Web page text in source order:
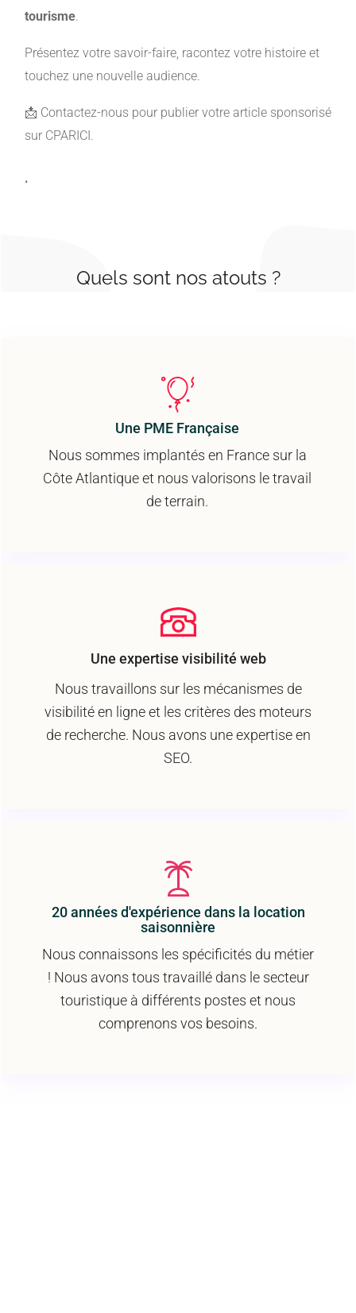
tourisme.
Présentez votre savoir-faire, racontez votre histoire et
touchez une nouvelle audience.
📩 Contactez-nous pour publier votre article sponsorisé
sur CPARICI.
.
Quels sont nos atouts ?
Une PME Française
Nous sommes implantés en France sur la
Côte Atlantique et nous valorisons le travail
de terrain.
Une expertise visibilité web
Nous travaillons sur les mécanismes de
visibilité en ligne et les critères des moteurs
de recherche. Nous avons une expertise en
SEO.
20 années d'expérience dans la location
saisonnière
Nous connaissons les spécificités du métier
! Nous avons tous travaillé dans le secteur
touristique à différents postes et nous
comprenons vos besoins.